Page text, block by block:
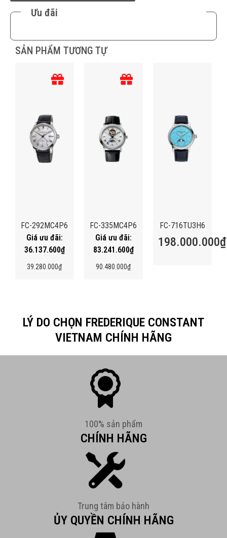
Ưu đãi
SẢN PHẨM TƯƠNG TỰ
FC-292MC4P6
39.280.000₫
36.137.600₫
FC-335MC4P6
90.480.000₫
83.241.600₫
FC-716TU3H6
198.000.000₫
LÝ DO CHỌN FREDERIQUE CONSTANT
VIETNAM CHÍNH HÃNG
100% sản phẩm
CHÍNH HÃNG
Trung tâm bảo hành
ỦY QUYỀN CHÍNH HÃNG